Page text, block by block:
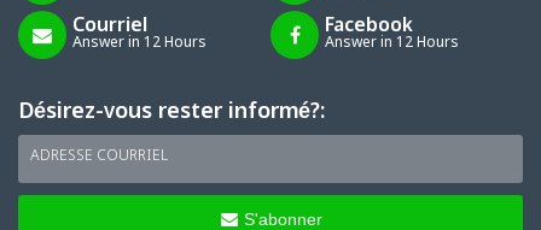
Courriel
Answer in 12 Hours
Facebook
Answer in 12 Hours
Désirez-vous rester informé?:
ADRESSE COURRIEL
S'abonner